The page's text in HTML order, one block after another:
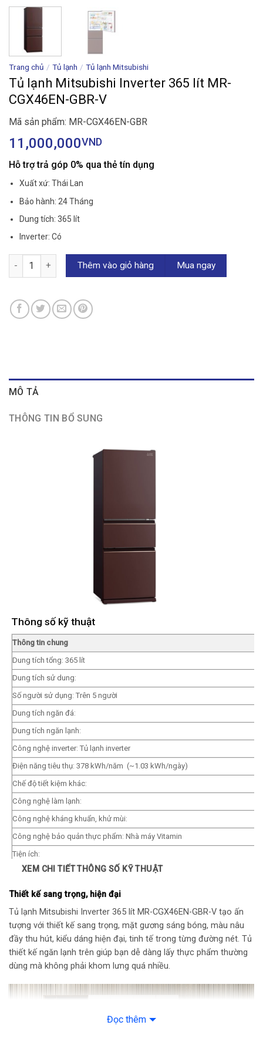
Trang chủ / Tủ lạnh / Tủ lạnh Mitsubishi
Tủ lạnh Mitsubishi Inverter 365 lít MR-
CGX46EN-GBR-V
Mã sản phẩm: MR-CGX46EN-GBR
11,000,000VND
Hỗ trợ trả góp 0% qua thẻ tín dụng
Xuất xứ: Thái Lan
Bảo hành: 24 Tháng
Dung tích: 365 lít
Inverter: Có
Tủ lạnh Mitsubishi Inverter 365 lít MR-CGX46EN-GBR-V số lượng
Thêm vào giỏ hàng Mua ngay
MÔ TẢ
THÔNG TIN BỔ SUNG
Thông số kỹ thuật
Thông tin chung
Dung tích tổng: 365 lít
Dung tích sử dung:
Số người sử dụng: Trên 5 người
Dung tích ngăn đá:
Dung tích ngăn lạnh:
Công nghệ inverter: Tủ lạnh inverter
Điện năng tiêu thụ: 378 kWh/năm (~1.03 kWh/ngày)
Chế độ tiết kiệm khác:
Công nghệ làm lạnh:
Công nghệ kháng khuẩn, khử mùi:
Công nghệ bảo quản thực phẩm: Nhà máy Vitamin
Tiện ích:
Kiểu tủ: Ngăn đá dưới
Số cửa: 3 cửa
Chất liệu cửa tủ lạnh: Mặt gương kính
Chất liệu khay ngăn: Kính chịu lực
Đèn chiếu sáng: Đèn LED
Kích thước – Khối lượng: Cao 182.0 cm – Rộng 66 cm – Sâu 60 cm –
Nặng 80 kg
Nơi sản xuất: Thái Lan
XEM CHI TIẾT THÔNG SỐ KỸ THUẬT
Thiết kế sang trọng, hiện đại
Tủ lạnh Mitsubishi Inverter 365 lít MR-CGX46EN-GBR-V tạo ấn
tượng với thiết kế sang trọng, mặt gương sáng bóng, màu nâu
đầy thu hút, kiểu dáng hiện đại, tinh tế trong từng đường nét. Tủ
thiết kế ngăn lạnh trên giúp bạn dễ dàng lấy thực phẩm thường
dùng mà không phải khom lưng quá nhiều.
Đọc thêm